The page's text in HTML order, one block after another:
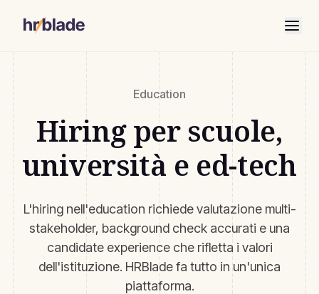
Education
Hiring per scuole,
università e ed-tech
L'hiring nell'education richiede valutazione multi-
stakeholder, background check accurati e una
candidate experience che rifletta i valori
dell'istituzione. HRBlade fa tutto in un'unica
piattaforma.